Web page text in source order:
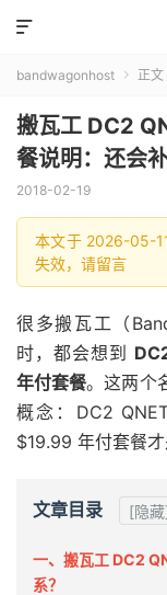

bandwagonhost  正文
搬瓦工 DC2
餐说明：还会
2018-02-19
本文于 2026-05-
失效，请留言
很多搬瓦工（
时，都会想到
年付套餐。这两个
概念：DC2
$19.99 年付套餐才
文章目录 [隐
一、搬瓦工 DC2
系？